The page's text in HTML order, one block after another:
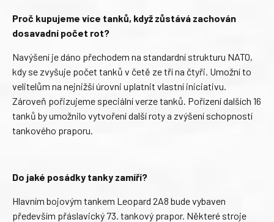
Proč kupujeme více tanků, když zůstává zachován
dosavadní počet rot?
Navýšení je dáno přechodem na standardní strukturu NATO,
kdy se zvyšuje počet tanků v četě ze tří na čtyři. Umožní to
velitelům na nejnižší úrovni uplatnit vlastní iniciativu.
Zároveň pořizujeme speciální verze tanků. Pořízení dalších 16
tanků by umožnilo vytvoření další roty a zvýšení schopností
tankového praporu.
Do jaké posádky tanky zamíří?
Hlavním bojovým tankem Leopard 2A8 bude vybaven
především přáslavický 73. tankový prapor. Některé stroje